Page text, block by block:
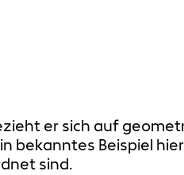
er sich auf
bekanntes Beispiel
sind.